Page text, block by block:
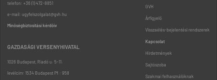
telefon: +36 (1) 472-8851
e-mail: ugyfelszolgalat@gvh.hu
Minőségbiztosítási kérdőív
GAZDASÁGI VERSENYHIVATAL
1026 Budapest, Riadó u. 5-11.
levélcím: 1534 Budapest Pf.: 958
GVH
Árfigyelő
Visszaélés-bejelentési rendszerek
Kapcsolat
Hirdetmények
Sajtószoba
Szakmai felhasználóknak